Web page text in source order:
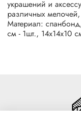
украшений и
различных
Материал:
см - 1шт., 14х14х10